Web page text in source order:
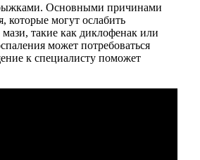
Основными причинами
которые могут ослабить
такие как диклофенак или
может потребоваться
к специалисту поможет